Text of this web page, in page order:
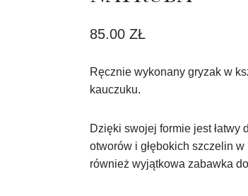
85.00ZŁ
Ręcznie wykonany gryzak w
kauczuku.
Dzięki swojej formie jest
otworów i głębokich szczelin
również wyjątkowa zabawka